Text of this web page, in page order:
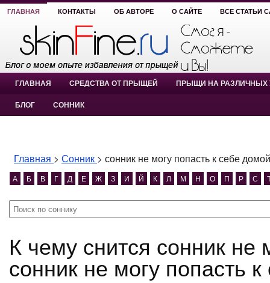
ГЛАВНАЯ КОНТАКТЫ ОБ АВТОРЕ О САЙТЕ ВСЕ СТАТЬИ
ГЛАВНАЯ СРЕДСТВА ОТ ПРЫЩЕЙ ПРЫЩИ НА РАЗЛИЧНЫХ
БЛОГ СОННИК
Главная > Сонник > сонник не могу попасть к себе домой
А Б В Г Д Е Ж З И Й К Л М Н О П Р С
К чему снится сонник не могу попасть к себе домой?
сонник не могу попасть